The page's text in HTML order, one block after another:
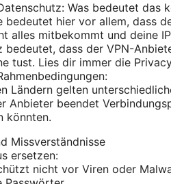
Was bedeutet das
bedeutet hier vor allem, dass
alles mitbekommt und deine
bedeutet, dass der VPN-
tust. Lies dir immer die
Ländern gelten
Anbieter beendet
könnten.
Missverständnisse
ersetzen:
nicht vor Viren oder